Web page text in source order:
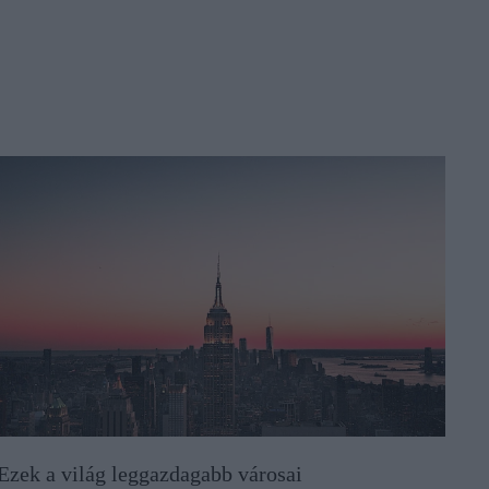
a világ leggazdagabb városai